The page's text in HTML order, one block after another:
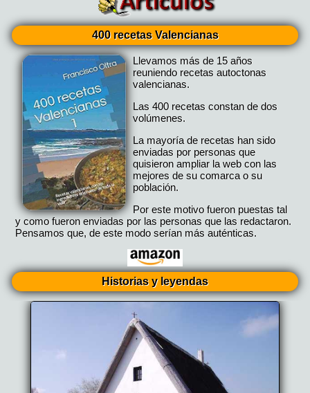
400 recetas Valencianas
Llevamos más de 15 años
reuniendo recetas autoctonas
valencianas.
Las 400 recetas constan de dos
volúmenes.
La mayoría de recetas han sido
enviadas por personas que
quisieron ampliar la web con las
mejores de su comarca o su
población.
Por este motivo fueron puestas tal
y como fueron enviadas por las personas que las redactaron.
Pensamos que, de este modo serían más auténticas.
Historias y leyendas